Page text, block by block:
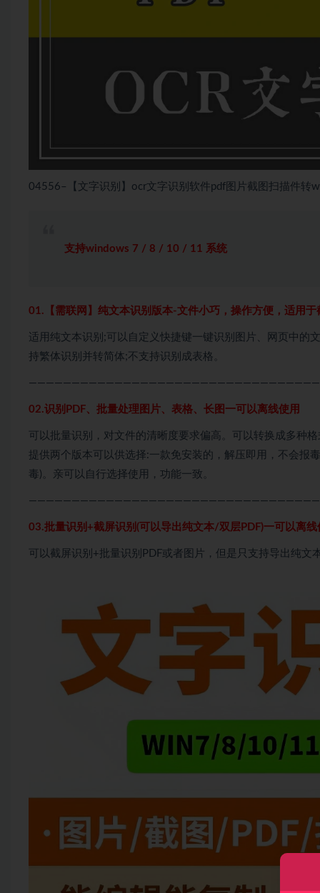
04556–【文字识别】ocr文字识别软件pdf图片截图扫描件转
支持windows 7 / 8 / 10 / 11 系统
01.【需联网】纯文本识别版本-文件小巧，操作方便，适用于
适用纯文本识别;可以自定义快捷键一键识别图片、网页中的
持繁体识别并转简体;不支持识别成表格。
02.识别PDF、批量处理图片、表格、长图一可以离线使用
可以批量识别，对文件的清晰度要求偏高。可以转换成多种
提供两个版本可以供选择:一款免安装的，解压即用，不会报
毒)。亲可以自行选择使用，功能一致。
03.批量识别+截屏识别(可以导出纯文本/双层PDF)一可以离线
可以截屏识别+批量识别PDF或者图片，但是只支持导出纯文